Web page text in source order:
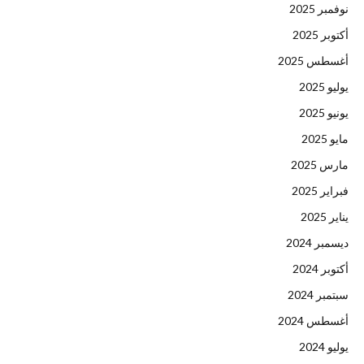
نوفمبر 2025
أكتوبر 2025
أغسطس 2025
يوليو 2025
يونيو 2025
مايو 2025
مارس 2025
فبراير 2025
يناير 2025
ديسمبر 2024
أكتوبر 2024
سبتمبر 2024
أغسطس 2024
يوليو 2024